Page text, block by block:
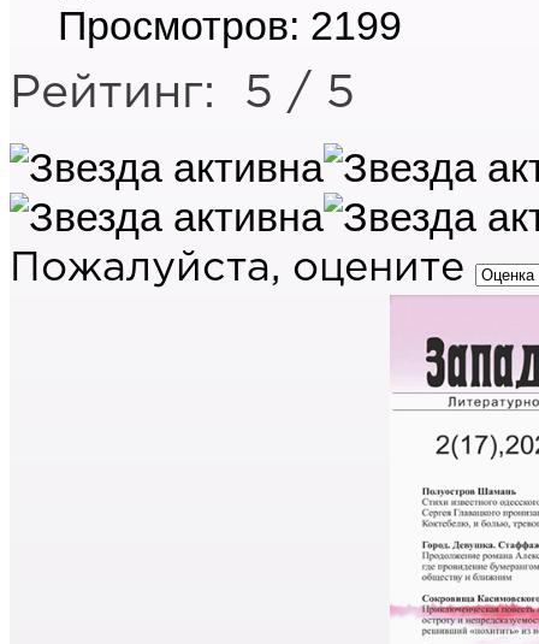
Просмотров: 2199
Рейтинг: 5 / 5
Пожалуйста, оцените